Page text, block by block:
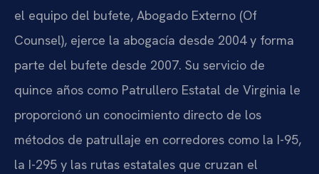
el equipo del bufete, Abogado Externo (Of
Counsel), ejerce la abogacía desde 2004 y forma
parte del bufete desde 2007. Su servicio de
quince años como Patrullero Estatal de Virginia le
proporcionó un conocimiento directo de los
métodos de patrullaje en corredores como la I-95,
la I-295 y las rutas estatales que cruzan el